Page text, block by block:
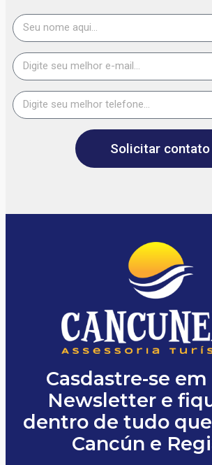
Solicitar contato
Casdastre-se em
Newsletter e
dentro de tudo
Cancún e